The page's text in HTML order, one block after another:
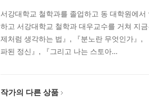
서강대학교 철학과를 졸업하고 동 대학원에
하고 서강대학교 철학과 대우교수를 거쳐 지
제처럼 생각하는 법』, 『분노란 무엇인가』,
파된 정신』, 『그리고 나는 스토아...
작가의 다른 상품